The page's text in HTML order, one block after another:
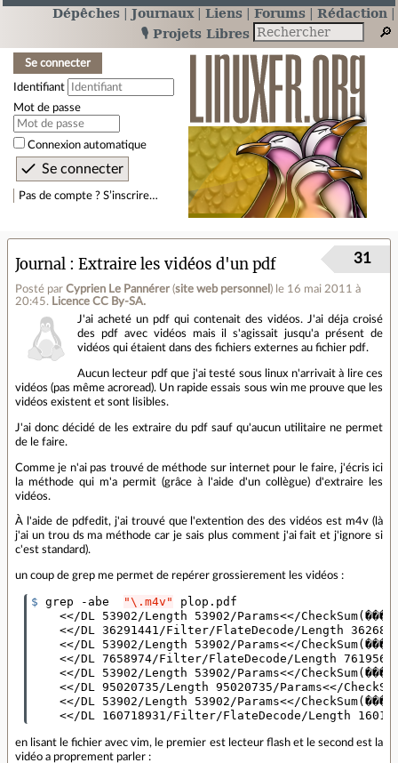
Dépêches Journaux Liens Forums
Rédaction
🎙️ Projets Libres
Se connecter
Identifiant
Mot de passe
Connexion automatique
Pas de compte ? S’inscrire…
Journal Extraire les vidéos d'un pdf
Posté par Cyprien Le Pannérer (site web personnel ) le 16 mai 2011 à
20:45. Licence CC By‑SA.
31
J'ai acheté un pdf qui contenait des vidéos. J'ai déja croisé
des pdf avec vidéos mais il s'agissait jusqu'a présent de
vidéos qui étaient dans des fichiers externes au fichier pdf.
Aucun lecteur pdf que j'ai testé sous linux n'arrivait à lire ces
vidéos (pas même acroread). Un rapide essais sous win me prouve que les
vidéos existent et sont lisibles.
J'ai donc décidé de les extraire du pdf sauf qu'aucun utilitaire ne permet
de le faire.
Comme je n'ai pas trouvé de méthode sur internet pour le faire, j'écris ici
la méthode qui m'a permit (grâce à l'aide d'un collègue) d'extraire les
vidéos.
À l'aide de pdfedit, j'ai trouvé que l'extention des des vidéos est m4v (là
j'ai un trou ds ma méthode car je sais plus comment j'ai fait et j'ignore si
c'est standard).
un coup de grep me permet de repérer grossierement les vidéos :
$ grep -abe "\.m4v"
plop.pdf
    <</DL 53902/Length 53902/Params<</CheckSum
(
<</DL 36291441/Filter/FlateDecode/Length
    <</DL 53902/Length 53902/Params<</CheckSum
(
<</DL 7658974/Filter/FlateDecode/Length
    <</DL 53902/Length 53902/Params<</CheckSum
(
<</DL 95020735/Length 95020735/Params<</
    <</DL 53902/Length 53902/Params<</CheckSum
(
<</DL 160718931/Filter/FlateDecode/Length
en lisant le fichier avec vim, le premier est lecteur flash et le second est la
vidéo a proprement parler :